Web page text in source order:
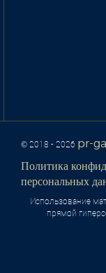
© 2018 - 2026 pr-
Политика
персональных
Использование
прямой